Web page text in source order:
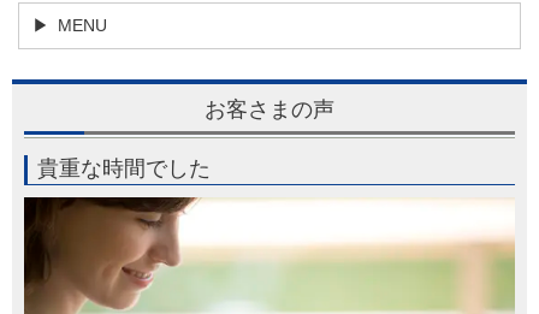
MENU
お客さまの声
貴重な時間でした